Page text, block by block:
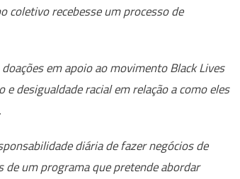
coletivo recebesse um processo de
em apoio ao movimento Black Lives
desigualdade racial em relação a como eles
diária de fazer negócios de
um programa que pretende abordar